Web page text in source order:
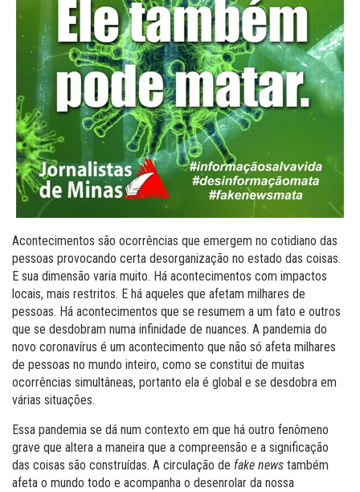
Acontecimentos são ocorrências que emergem no cotidiano das
pessoas provocando certa desorganização no estado das coisas.
E sua dimensão varia muito. Há acontecimentos com impactos
locais, mais restritos. E há aqueles que afetam milhares de
pessoas. Há acontecimentos que se resumem a um fato e outros
que se desdobram numa infinidade de nuances. A pandemia do
novo coronavírus é um acontecimento que não só afeta milhares
de pessoas no mundo inteiro, como se constitui de muitas
ocorrências simultâneas, portanto ela é global e se desdobra em
várias situações.
Essa pandemia se dá num contexto em que há outro fenômeno
grave que altera a maneira que a compreensão e a significação
das coisas são construídas. A circulação de fake news também
afeta o mundo todo e acompanha o desenrolar da nossa